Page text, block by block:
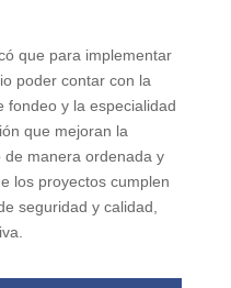
que para implementar
poder contar con la
fondeo y la especialidad
que mejoran la
manera ordenada y
los proyectos cumplen
seguridad y calidad,